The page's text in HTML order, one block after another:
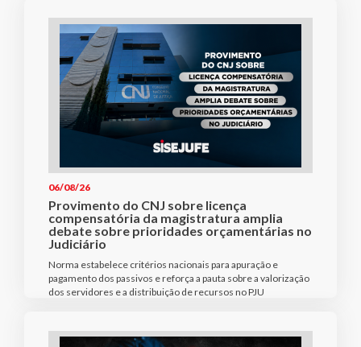
06/08/26
Provimento do CNJ sobre licença
compensatória da magistratura amplia
debate sobre prioridades orçamentárias no
Judiciário
Norma estabelece critérios nacionais para apuração e
pagamento dos passivos e reforça a pauta sobre a valorização
dos servidores e a distribuição de recursos no PJU